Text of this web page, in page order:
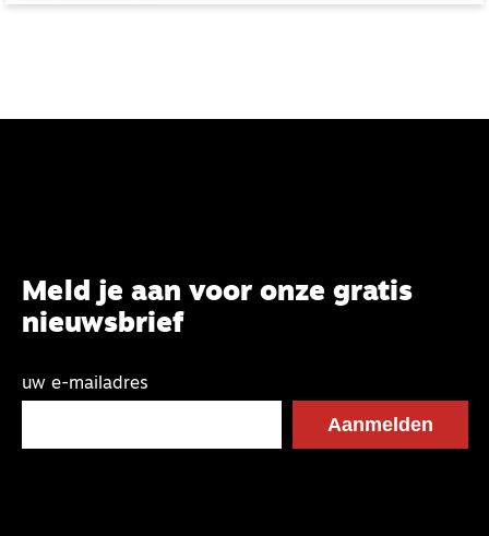
aard van de kerk.
Meld je aan voor onze gratis
nieuwsbrief
uw e-mailadres